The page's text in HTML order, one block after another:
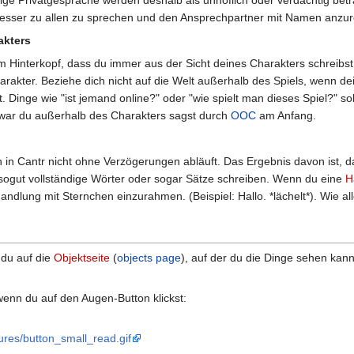
zu allen zu sprechen und den Ansprechpartner mit Namen
Hinterkopf, dass du immer aus der Sicht deines Charakters
Beziehe dich nicht auf die Welt außerhalb des Spiels, wenn
Dinge wie "ist jemand online?" oder "wie spielt man dieses Spiel?"
du außerhalb des Charakters sagst durch OOC am Anfang.
Cantr nicht ohne Verzögerungen abläuft. Das Ergebnis davon ist,
vollständige Wörter oder sogar Sätze schreiben. Wenn du eine
mit Sternchen einzurahmen. (Beispiel: Hallo. *lächelt*). Wie
auf die Objektseite (objects page), auf der du die Dinge sehen
du auf den Augen-Button klickst:
button_small_read.gif